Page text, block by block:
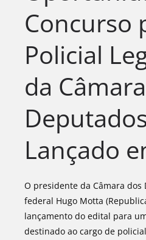
Concurso
Policial
da
Lançado
O presidente da Câmara
federal Hugo Motta
lançamento do edital para
destinado ao cargo de